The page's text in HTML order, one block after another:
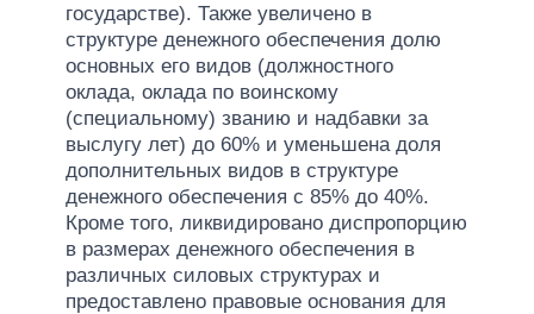
государстве). Также увеличено в
структуре денежного обеспечения долю
основных его видов (должностного
оклада, оклада по воинскому
(специальному) званию и надбавки за
выслугу лет) до 60% и уменьшена доля
дополнительных видов в структуре
денежного обеспечения с 85% до 40%.
Кроме того, ликвидировано диспропорцию
в размерах денежного обеспечения в
различных силовых структурах и
предоставлено правовые основания для